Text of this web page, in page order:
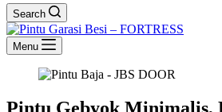
Search
Menu